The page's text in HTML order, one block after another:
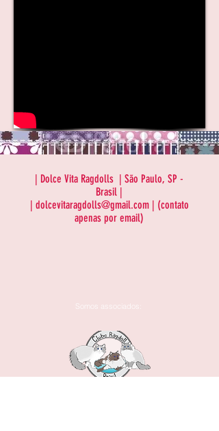
| Dolce Vita Ragdolls | São Paulo, SP -
Brasil |
| dolcevitaragdolls@gmail.com| (contato
apenas por email)
Somos associados: